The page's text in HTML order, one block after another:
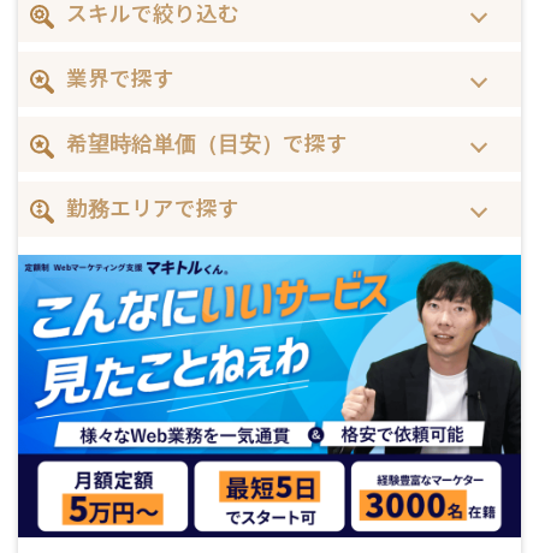
スキルで絞り込む
業界で探す
希望時給単価（目安）で探す
勤務エリアで探す